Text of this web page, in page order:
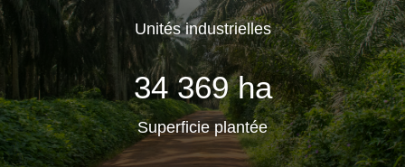
Unités industrielles
34 369 ha
Superficie plantée